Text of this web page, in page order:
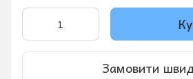
Замовити